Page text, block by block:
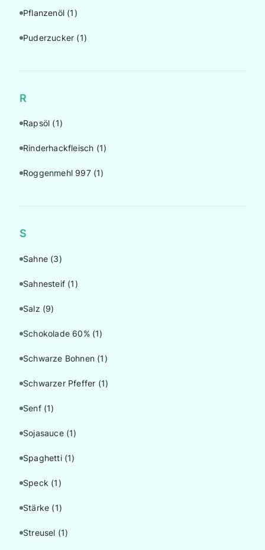
Pflanzenöl (1)
Puderzucker (1)
R
Rapsöl (1)
Rinderhackfleisch (1)
Roggenmehl 997 (1)
S
Sahne (3)
Sahnesteif (1)
Salz (9)
Schokolade 60% (1)
Schwarze Bohnen (1)
Schwarzer Pfeffer (1)
Senf (1)
Sojasauce (1)
Spaghetti (1)
Speck (1)
Stärke (1)
Streusel (1)